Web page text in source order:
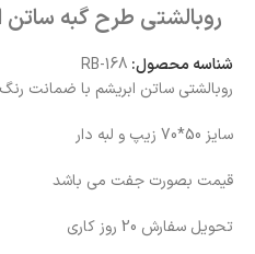
روبالشتی طرح گبه ساتن
شناسه محصول: RB-168
روبالشتی ساتن ابریشم با ضمانت رنگ
سایز 50*70 زیپ و لبه دار
قیمت بصورت جفت می باشد
تحویل سفارش 20 روز کاری